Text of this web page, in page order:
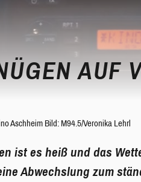
AUF
Aschheim Bild: M94.5/Veronika Lehrl
ist es heiß und das
Abwechslung zum